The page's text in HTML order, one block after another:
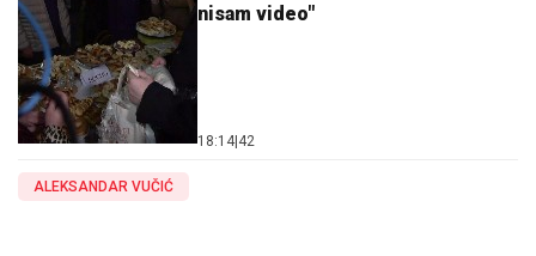
nisam video"
18:14 42
ALEKSANDAR VUČIĆ